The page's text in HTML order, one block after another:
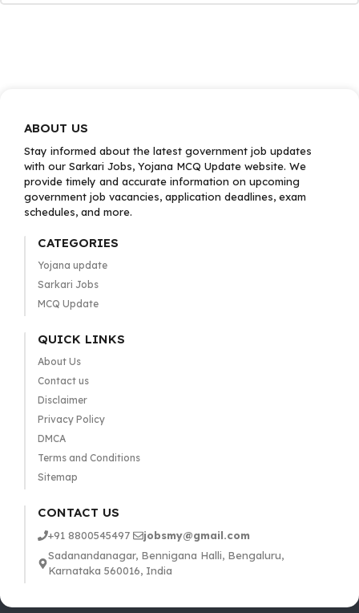
ABOUT US
Stay informed about the latest government job updates
with our Sarkari Jobs, Yojana MCQ Update website. We
provide timely and accurate information on upcoming
government job vacancies, application deadlines, exam
schedules, and more.
CATEGORIES
Yojana update
Sarkari Jobs
MCQ Update
QUICK LINKS
About Us
Contact us
Disclaimer
Privacy Policy
DMCA
Terms and Conditions
Sitemap
CONTACT US
+91 8800545497
jobsmy@gmail.com
Sadanandanagar, Bennigana Halli, Bengaluru,
Karnataka 560016, India